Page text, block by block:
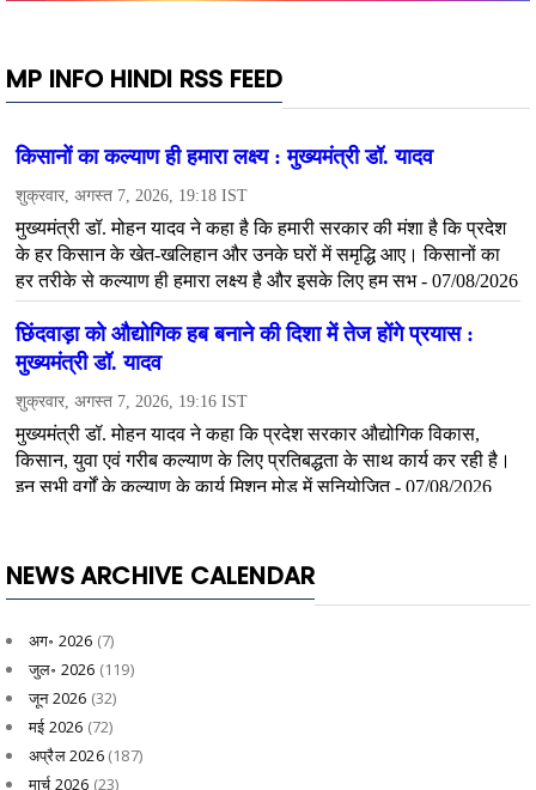
MP INFO HINDI RSS FEED
NEWS ARCHIVE CALENDAR
अग॰ 2026 (7)
जुल॰ 2026 (119)
जून 2026 (32)
मई 2026 (72)
अप्रैल 2026(187)
मार्च 2026 (23)